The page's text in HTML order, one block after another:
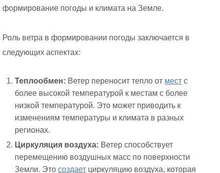
формирование погоды и климата на Земле.
Роль ветра в формировании погоды заключается в
следующих аспектах:
Теплообмен: Ветер переносит тепло от мест с
более высокой температурой к местам с более
низкой температурой. Это может приводить к
изменениям температуры и климата в разных
регионах.
Циркуляция воздуха: Ветер способствует
перемещению воздушных масс по поверхности
Земли. Это создает циркуляцию воздуха, которая